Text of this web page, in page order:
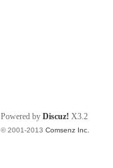
Powered by Discuz! X3.2
© 2001-2013 Comsenz Inc.